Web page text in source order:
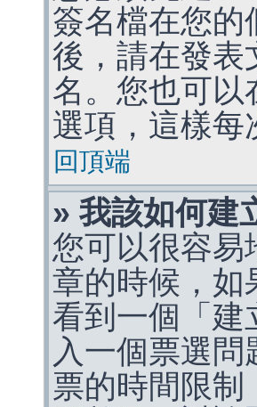
簽名檔在您的
後，請在發
名。您也可以
選項，這樣每
回頂端
» 我該如何建
您可以很容易
章的時候，如
看到一個「建
入一個票選
票的時間限制